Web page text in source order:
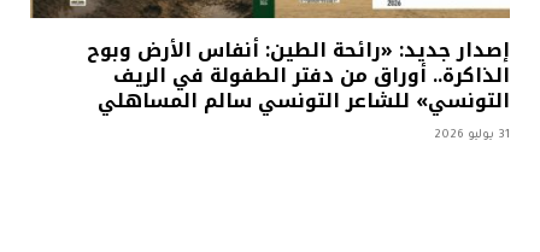
إصدار جديد: «رائحة الطين: أنفاس الأرض وبوح
الذاكرة.. أوراق من دفتر الطفولة في الريف
التونسي» للشاعر التونسي سالم المساهلي
31 يوليو 2026